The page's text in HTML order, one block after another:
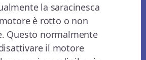
la saracinesca
è rotto o non
Questo normalmente
il motore